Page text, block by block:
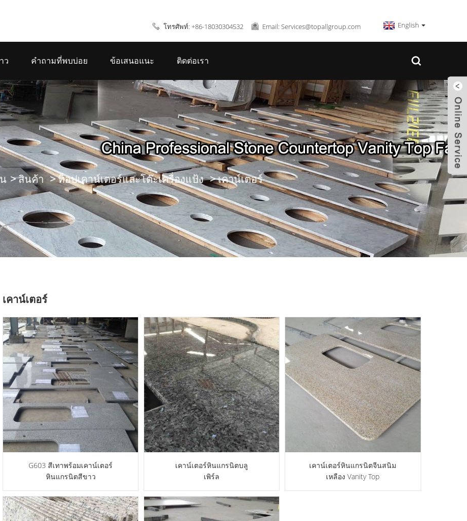
โทรศัพท์: +86-18030304532 Email: Services@topallgroup.com English
ว คำถามที่พบบ่อย ข้อเสนอแนะ ติดต่อเรา
สินค้า ท็อปเคาน์เตอร์และโต๊ะเครื่องแป้ง เคาน์เตอร์
เคาน์เตอร์
G603 สีเทาพร้อมเคาน์เตอร์
หินแกรนิตสีขาว
เคาน์เตอร์หินแกรนิตบลู
เพิร์ล
เคาน์เตอร์หินแกรนิตจีนสนิม
เหลือง Vanity Top